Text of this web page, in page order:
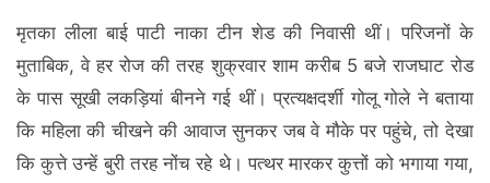
मृतका लीला बाई पाटी नाका टीन शेड की निवासी थीं। परिजनों के
मुताबिक, वे हर रोज की तरह शुक्रवार शाम करीब 5 बजे राजघाट रोड
के पास सूखी लकड़ियां बीनने गई थीं। प्रत्यक्षदर्शी गोलू गोले ने बताया
कि महिला की चीखने की आवाज सुनकर जब वे मौके पर पहुंचे, तो देखा
कि कुत्ते उन्हें बुरी तरह नोंच रहे थे। पत्थर मारकर कुत्तों को भगाया गया,